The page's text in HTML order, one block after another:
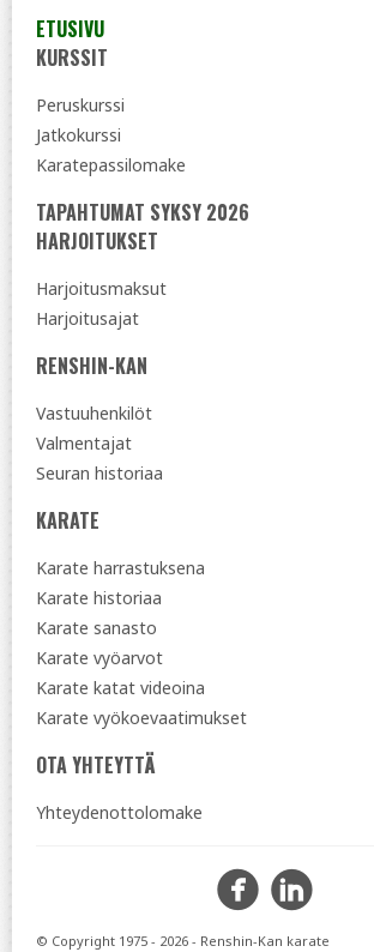
ETUSIVU
KURSSIT
Peruskurssi
Jatkokurssi
Karatepassilomake
TAPAHTUMAT SYKSY 2026
HARJOITUKSET
Harjoitusmaksut
Harjoitusajat
RENSHIN-KAN
Vastuuhenkilöt
Valmentajat
Seuran historiaa
KARATE
Karate harrastuksena
Karate historiaa
Karate sanasto
Karate vyöarvot
Karate katat videoina
Karate vyökoevaatimukset
OTA YHTEYTTÄ
Yhteydenottolomake
© Copyright 1975 - 2026 - Renshin-Kan karate